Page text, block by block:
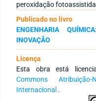
vazão na
toxicológico, foram
salinas. Resultados: O
máxima degradação de
peroxidação
processos
limites superiores do
somente o tempo
no nível de confiança de
para as amostras
peroxidação
Publicado no livro
ENGENHARIA
INOVAÇÃO
Licença
Esta obra está
Commons Atribuição-
Internacional .